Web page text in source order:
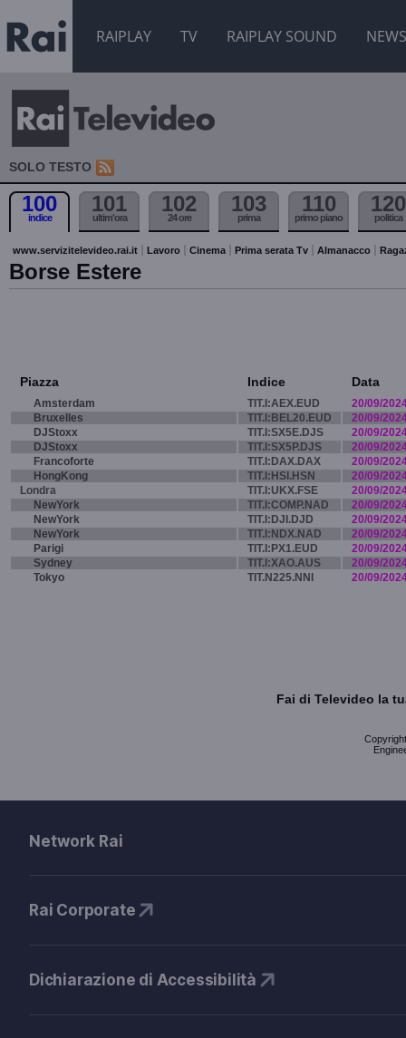
RAIPLAY TV RAIPLAY SOUND NEWS
SOLO TESTO
100
indice
101
ultim'ora
102
24 ore
103
prima
110
primo piano
120
politica
www.servizitelevideo.rai.it Lavoro Cinema Prima serata Tv Almanacco
Borse Estere
Piazza Indice Data
Amsterdam TIT.I:AEX.EUD
20/09/
Bruxelles
TIT.I:BEL20.EUD
20/09/
DJStoxx
TIT.I:SX5E.DJS
20/09/
DJStoxx
TIT.I:SX5P.DJS
20/09/
Francoforte
TIT.I:DAX.DAX
20/09/
HongKong
TIT.I:HSI.HSN
20/09/
Londra
TIT.I:UKX.FSE
20/09/
NewYork
TIT.I:COMP.NAD
20/09/
NewYork
TIT.I:DJI.DJD
20/09/
NewYork
TIT.I:NDX.NAD
20/09/
Parigi
TIT.I:PX1.EUD
20/09/
Sydney
TIT.I:XAO.AUS
20/09/
Tokyo
TIT.N225.NNI 20/09/
Fai di Televideo la